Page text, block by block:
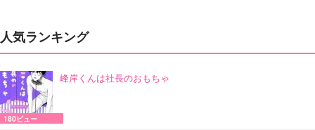
人気ランキング
峰岸くんは社長のおもちゃ
180ビュー